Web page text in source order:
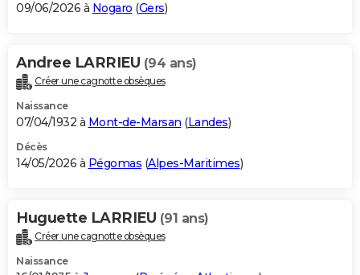
09/06/2026 à Nogaro (Gers)
Andree LARRIEU (94 ans)
Créer une cagnotte obsèques
Naissance
07/04/1932 à Mont-de-Marsan (Landes)
Décès
14/05/2026 à Pégomas (Alpes-Maritimes)
Huguette LARRIEU (91 ans)
Créer une cagnotte obsèques
Naissance